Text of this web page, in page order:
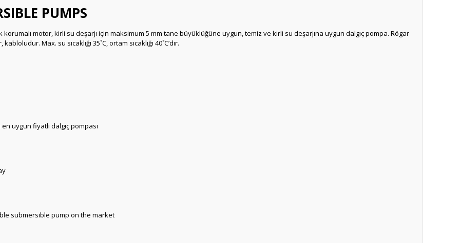
PUMPS
motor, kirli su deşarjı için maksimum 5 mm tane büyüklüğüne uygun, temiz ve kirli su deşarjına uygun dalgıç pompa. Rögar
Max. su sıcaklığı 35˚C, ortam sıcaklığı 40˚C’dır.
uygun fiyatlı dalgıç pompası
submersible pump on the market